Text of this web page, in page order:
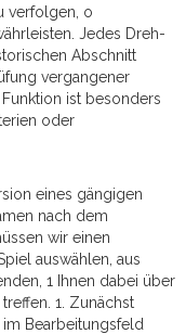
verfolgen, o
Jedes Dreh-
Abschnitt
vergangener
ist besonders
oder
eines gängigen
nach dem
wir einen
auswählen, aus
1 Ihnen dabei über
1. Zunächst
Bearbeitungsfeld